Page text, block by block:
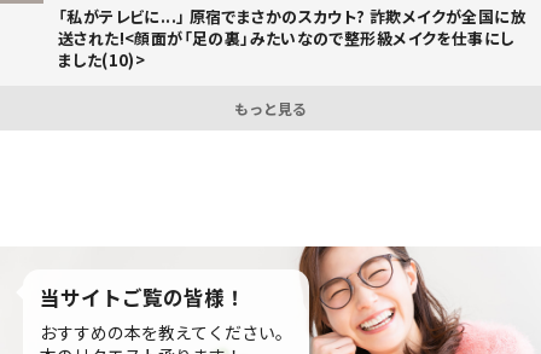
「私がテレビに...」 原宿でまさかのスカウト? 詐欺メイクが全国に放
送された!<顔面が「足の裏」みたいなので整形級メイクを仕事にし
ました(10)>
もっと見る
当サイトご覧の皆様！
おすすめの本を教えてください。